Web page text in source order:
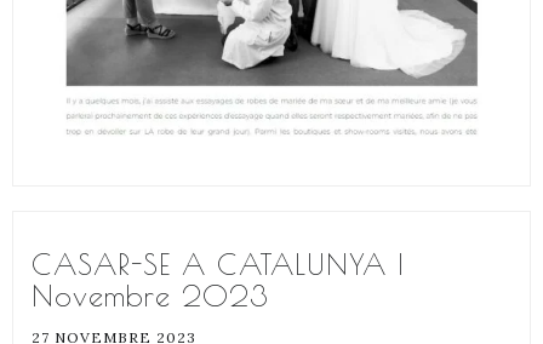
CASAR-SE A CATALUNYA |
Novembre 2023
27 NOVEMBRE 2023